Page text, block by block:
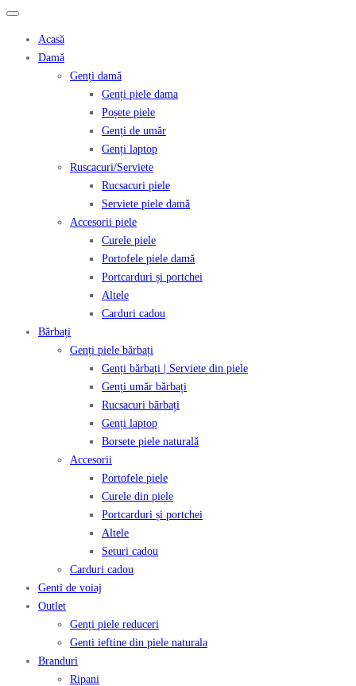
Acasă
Damă
Genți damă
Genți piele dama
Poșete piele
Genți de umăr
Genți laptop
Ruscacuri/Serviete
Rucsacuri piele
Serviete piele damă
Accesorii piele
Curele piele
Portofele piele damă
Portcarduri și portchei
Altele
Carduri cadou
Bărbați
Genți piele bărbați
Genți bărbați | Serviete din piele
Genți umăr bărbați
Rucsacuri bărbați
Genți laptop
Borsete piele naturală
Accesorii
Portofele piele
Curele din piele
Portcarduri și portchei
Altele
Seturi cadou
Carduri cadou
Genti de voiaj
Outlet
Genți piele reduceri
Genti ieftine din piele naturala
Branduri
Ripani